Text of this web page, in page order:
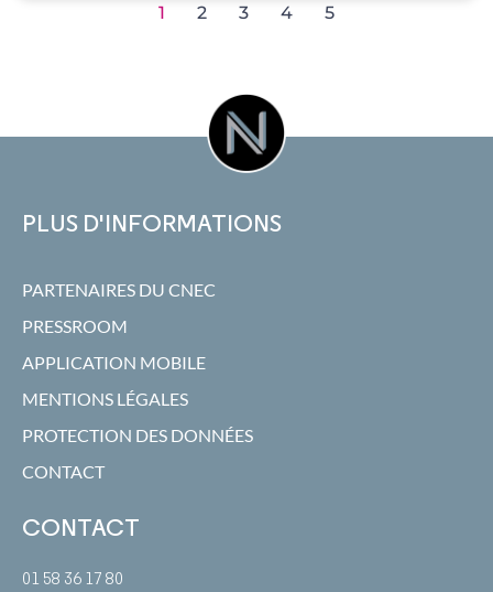
1 2 3 4 5
PLUS D'INFORMATIONS
PARTENAIRES DU CNEC
PRESSROOM
APPLICATION MOBILE
MENTIONS LÉGALES
PROTECTION DES DONNÉES
CONTACT
CONTACT
01 58 36 17 80